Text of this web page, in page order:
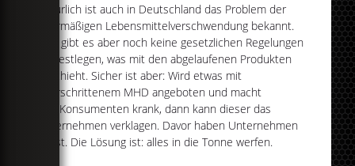
Natürlich ist auch in Deutschland das Problem der
übermäßigen Lebensmittelverschwendung bekannt.
Hier gibt es aber noch keine gesetzlichen Regelungen
die festlegen, was mit den abgelaufenen Produkten
geschieht. Sicher ist aber: Wird etwas mit
überschrittenem MHD angeboten und macht
den Konsumenten krank, dann kann dieser das
Unternehmen verklagen. Davor haben Unternehmen
Angst. Die Lösung ist: alles in die Tonne werfen.